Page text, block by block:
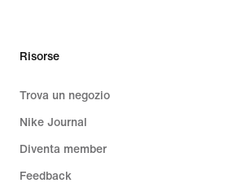
Risorse
Trova un negozio
Nike Journal
Diventa member
Feedback